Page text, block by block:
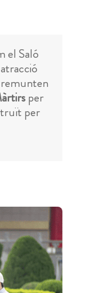
el Saló
remunten
per
per